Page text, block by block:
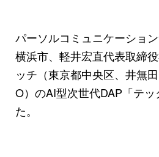
パーソルコミュニケーショ
横浜市、軽井宏直代表取締
ッチ（東京都中央区、井無
O）のAI型次世代DAP「テ
た。